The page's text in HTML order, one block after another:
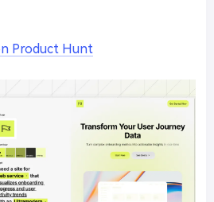
Product Hunt